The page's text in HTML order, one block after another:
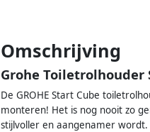
Omschrijving
Grohe Toiletrolhouder
De GROHE Start Cube
monteren! Het is nog nooit zo
stijlvoller en aangenamer